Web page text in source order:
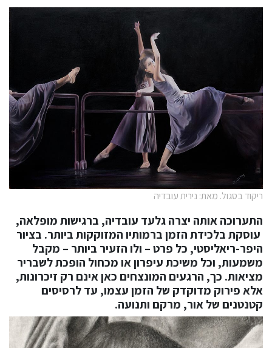
ריקוד בסגול. מאת: נירית עובדיה
התערוכה אותה יצרה גלעד עובדיה, ברגישות מופלאה,
עוסקת בלכידת הזמן ברמותיו המזוקקות ביותר. בציור
היפר-ריאליסטי, כל פרט – ולו הזעיר ביותר – מקבל
משמעות, וכל משיכת עיפרון או מכחול הופכת לשבריר
מציאות. כך, הרגעים המונצחים כאן אינם רק זיכרונות,
אלא פירוק מדוקדק של הזמן עצמו, עד לרסיסים
קטנטנים של אור, מרקם ותנועה.